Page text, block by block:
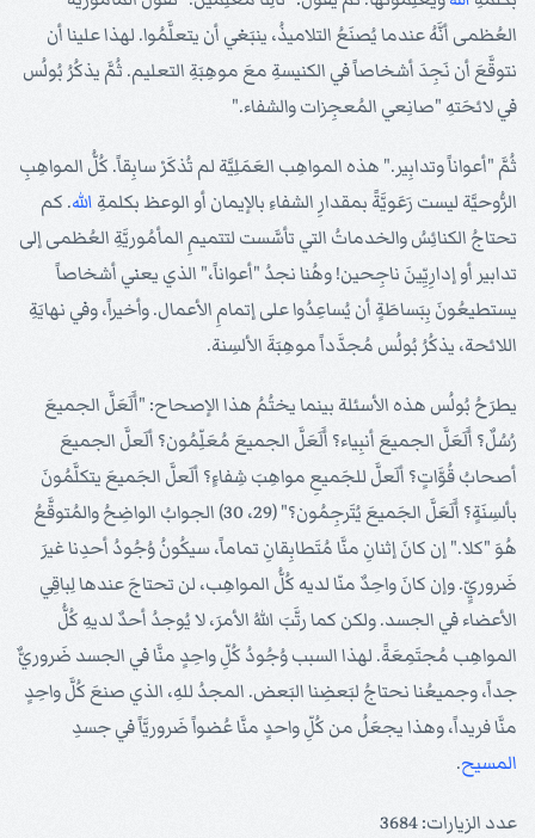
العُظمى أنَّهُ عندما يُصنَعُ التلاميذُ، ينبَغي أن يتعلَّمُوا. لهذا علينا أن
نتوقَّعَ أن نَجِدَ أشخاصاً في الكنيسةِ معَ موهِبَةِ التعليم. ثُمَّ يذكُرُ بُولُس
في لائحَتهِ "صانِعي المُعجِزات والشفاء."
ثُمَّ "أعواناً وتدابِير." هذه المواهِب العَمَلِيَّة لم تُذكَرْ سابِقاً. كُلُّ المواهِبِ
الرُّوحيَّة ليست رَعَويَّةً بمقدارِ الشفاءِ بالإيمان أو الوعظ بكلمةِ الله. كم
تحتاجُ الكنائِسُ والخدماتُ التي تأسَّست لتتميمِ المأمُوريَّةِ العُظمى إلى
تدابير أو إدارِيِّينَ ناجِحين! وهُنا نجدُ "أعواناً،" الذي يعني أشخاصاً
يستطيعُونَ بِبَساطَةٍ أن يُساعِدُوا على إتمامِ الأعمال. وأخيراً، وفي نهايَةِ
اللائحة، يذكُرُ بُولُس مُجدَّداً موهِبَةَ الألسِنة.
يطرَحُ بُولُس هذه الأسئلة بينما يختُمُ هذا الإصحاح: "أَلَعَلَّ الجميعَ
رُسُلٌ؟ أَلَعَلَّ الجميعَ أنبِياء؟ أَلَعَلَّ الجميعَ مُعَلِّمُون؟ ألَعلَّ الجميعَ
أصحابُ قُوَّاتٍ؟ ألَعلَّ للجَميعِ مواهِبَ شِفاءٍ؟ ألَعلَّ الجَميعَ يتكلَّمُونَ
بألسِنَةٍ؟ أَلَعَلَّ الجَميعَ يُتَرجِمُون؟" (29، 30) الجوابُ الواضِحُ والمُتوقَّعُ
هُوَ "كلا." إن كانَ إثنانِ منَّا مُتَطابِقانِ تماماً، سيكُونُ وُجُودُ أحدِنا غيرَ
ضَروريٍّ. وإن كانَ واحِدٌ منّا لديه كُلُّ المواهِب، لن تحتاجَ عندها لِباقِي
الأعضاء في الجسد. ولكن كما رتَّبَ اللهُ الأمرَ، لا يُوجدُ أحدٌ لديهِ كُلُّ
المواهِب مُجتَمِعَةً. لهذا السبب وُجُودُ كُلِّ واحِدٍ منَّا في الجسد ضَروريٌّ
جداً، وجميعُنا نحتاجُ لبَعضِنا البَعض. المجدُ للهِ، الذي صنعَ كُلَّ واحِدٍ
منَّا فريداً، وهذا يجعَلُ من كُلِّ واحدٍ منَّا عُضواً ضَروريَّاً في جسدِ
المسيح.
عدد الزيارات: 3684